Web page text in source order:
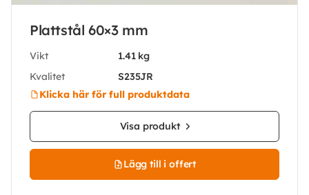
Plattstål 60×3 mm
Vikt
1.41 kg
Kvalitet
S235JR
Klicka här för full produktdata
Visa produkt
Lägg till i offert